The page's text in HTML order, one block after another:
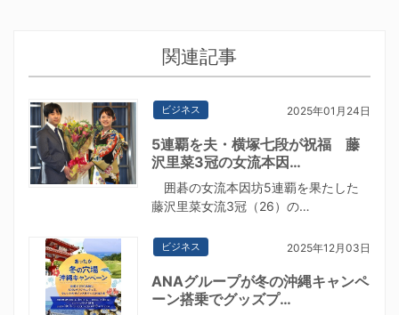
関連記事
ビジネス 2025年01月24日
5連覇を夫・横塚七段が祝福 藤
沢里菜3冠の女流本因…
囲碁の女流本因坊5連覇を果たした
藤沢里菜女流3冠（26）の…
ビジネス 2025年12月03日
ANAグループが冬の沖縄キャンペ
ーン搭乗でグッズプ…